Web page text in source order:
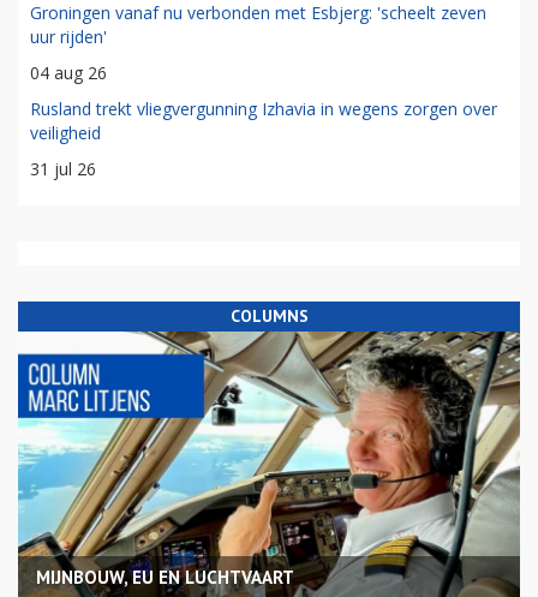
Groningen vanaf nu verbonden met Esbjerg: 'scheelt zeven
uur rijden'
04 aug 26
Rusland trekt vliegvergunning Izhavia in wegens zorgen over
veiligheid
31 jul 26
COLUMNS
MIJNBOUW, EU EN LUCHTVAART